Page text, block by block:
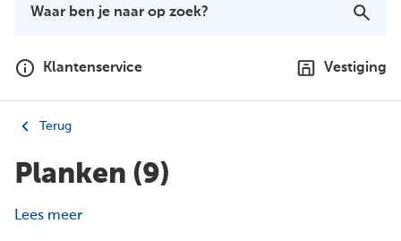
Klantenservice Vestiging
Terug
Planken (9)
Lees meer